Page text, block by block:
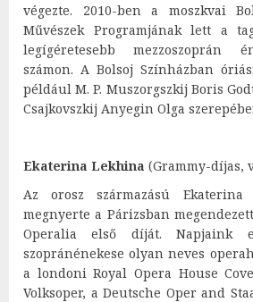
végezte. 2010-ben a moszkvai
Művészek Programjának lett a
legígéretesebb mezzoszoprán
számon. A Bolsoj Színházban
például M. P. Muszorgszkij Boris
Csajkovszkij Anyegin Olga
Ekaterina Lekhina (Grammy-díjas,
Az orosz származású Ekaterina
megnyerte a Párizsban
Operalia első díját. Napjaink
szopránénekese olyan neves
a londoni Royal Opera House
Volksoper, a Deutsche Oper and